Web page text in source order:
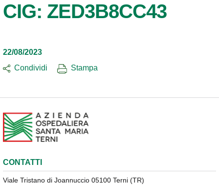
CIG: ZED3B8CC43
22/08/2023
Condividi
Stampa
CONTATTI
Viale Tristano di Joannuccio 05100 Terni (TR)